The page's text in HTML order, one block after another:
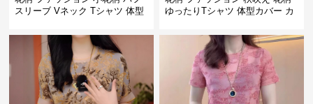
スリーブ Vネック Tシャツ 体型
ゆったりTシャツ 体型カバー カ